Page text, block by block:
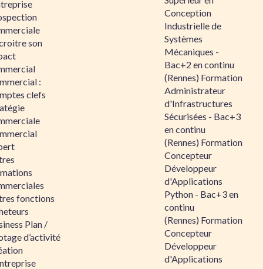
son
:
clefs
fonctions
Plan /
d’activité
Conception
Industrielle de
Systèmes
Mécaniques -
Bac+2 en continu
(Rennes) Formation
Administrateur
d'Infrastructures
Sécurisées - Bac+3
en continu
(Rennes) Formation
Concepteur
Développeur
d'Applications
Python - Bac+3 en
continu
(Rennes) Formation
Concepteur
Développeur
d'Applications